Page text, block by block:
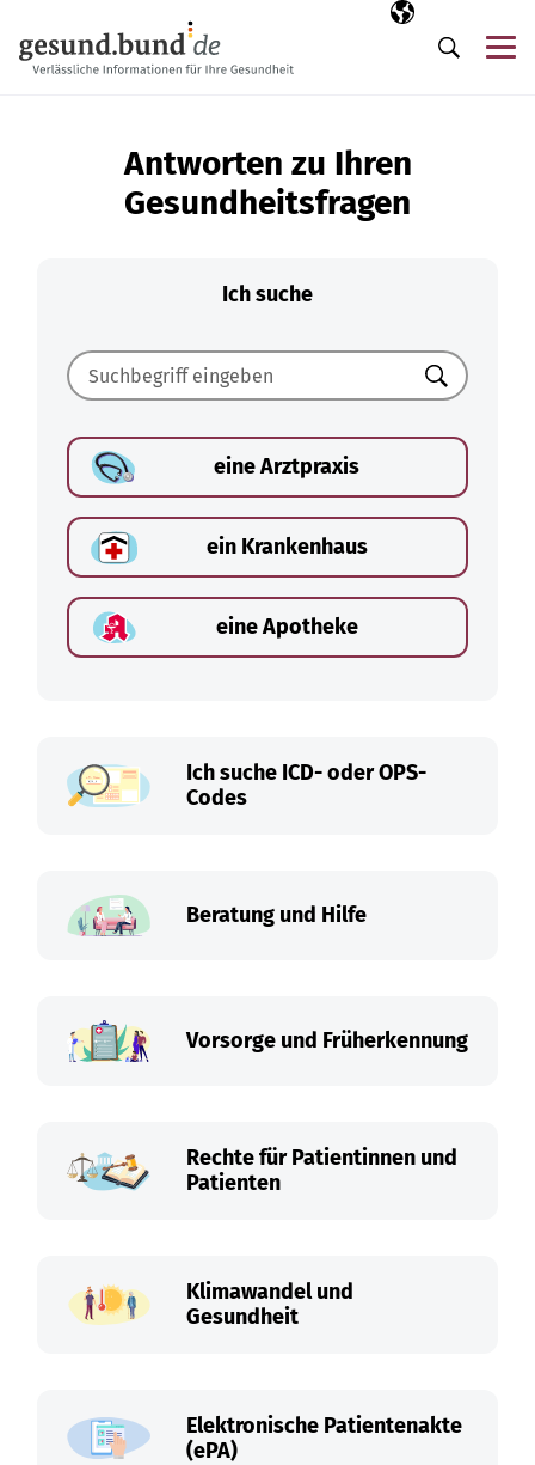
Ausgewählte
DE
Suche
Antworten zu Ihren
Gesundheitsfragen
Ich suche
Suchen
eine Arztpraxis
ein Krankenhaus
eine Apotheke
Ich suche ICD- oder OPS-
Codes
Beratung und Hilfe
Vorsorge und Früherkennung
Rechte für Patientinnen und
Patienten
Klimawandel und
Gesundheit
Elektronische Patientenakte
(ePA)